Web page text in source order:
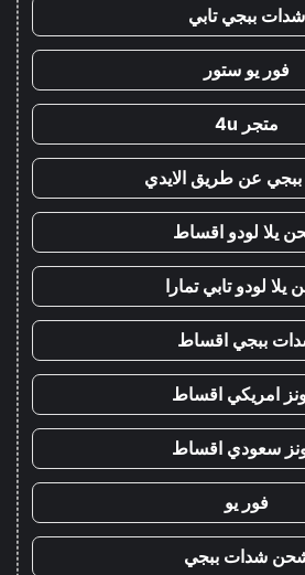
شدات ببجي تابي
فور يو ستور
متجر 4u
عن طريق الايدي
يلا لودو اقساط
لودو تابي تمارا
ببجي اقساط
امريكي اقساط
سعودي اقساط
فور يو
شدات ببجي